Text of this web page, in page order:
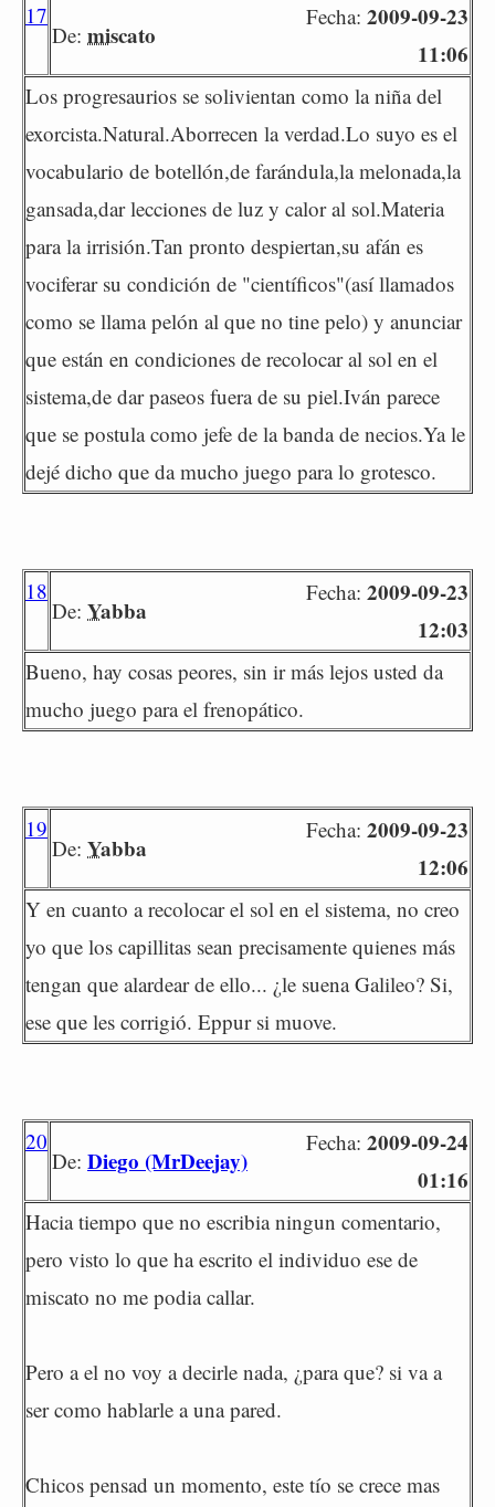
17
De: miscato
Fecha: 2009-09-23
11:06
Los progresaurios se solivientan como la niña del
exorcista.Natural.Aborrecen la verdad.Lo suyo es el
vocabulario de botellón,de farándula,la melonada,la
gansada,dar lecciones de luz y calor al sol.Materia
para la irrisión.Tan pronto despiertan,su afán es
vociferar su condición de "científicos"(así llamados
como se llama pelón al que no tine pelo) y anunciar
que están en condiciones de recolocar al sol en el
sistema,de dar paseos fuera de su piel.Iván parece
que se postula como jefe de la banda de necios.Ya le
dejé dicho que da mucho juego para lo grotesco.
18
De: Yabba
Fecha: 2009-09-23
12:03
Bueno, hay cosas peores, sin ir más lejos usted da
mucho juego para el frenopático.
19
De: Yabba
Fecha: 2009-09-23
12:06
Y en cuanto a recolocar el sol en el sistema, no creo
yo que los capillitas sean precisamente quienes más
tengan que alardear de ello... ¿le suena Galileo? Si,
ese que les corrigió. Eppur si muove.
20
De: Diego (MrDeejay)
Fecha: 2009-09-24
01:16
Hacia tiempo que no escribia ningun comentario,
pero visto lo que ha escrito el individuo ese de
miscato no me podia callar.
Pero a el no voy a decirle nada, ¿para que? si va a
ser como hablarle a una pared.
Chicos pensad un momento, este tío se crece mas